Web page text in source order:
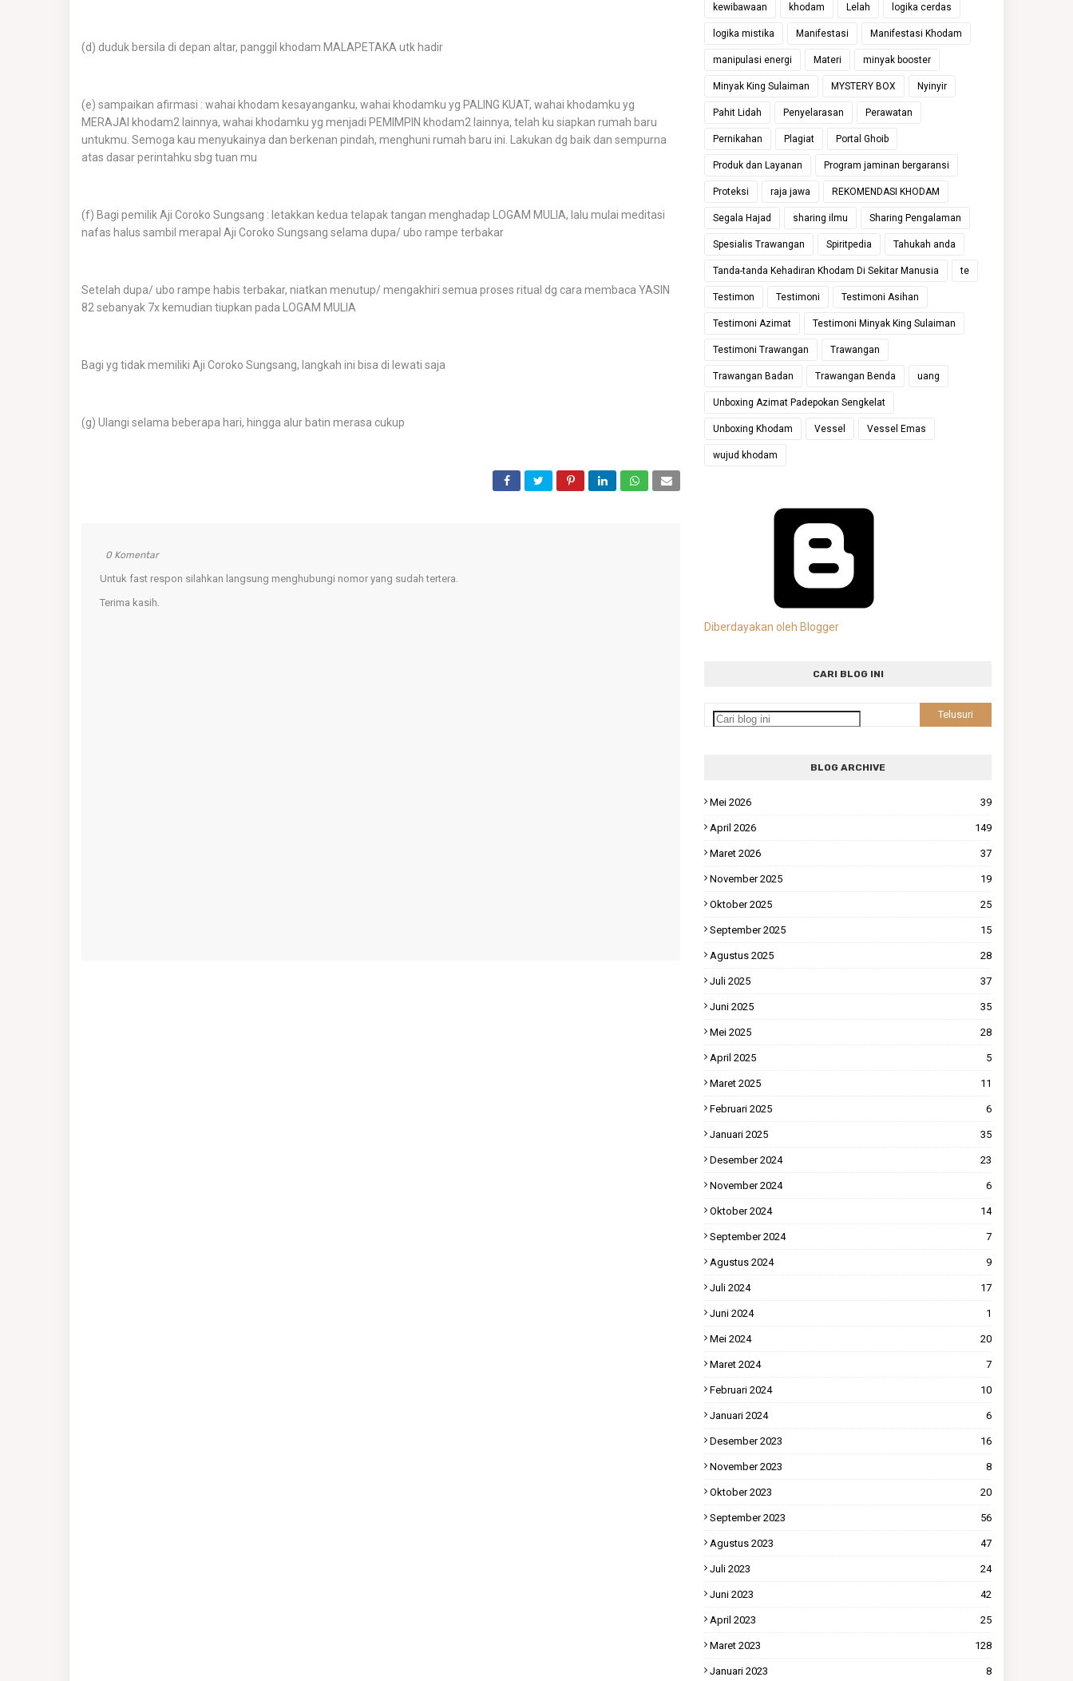
(d) duduk bersila di depan altar, panggil khodam MALAPETAKA utk hadir
(e) sampaikan afirmasi : wahai khodam kesayanganku, wahai khodamku yg PALING KUAT, wahai khodamku yg
MERAJAI khodam2 lainnya, wahai khodamku yg menjadi PEMIMPIN khodam2 lainnya, telah ku siapkan rumah baru
untukmu. Semoga kau menyukainya dan berkenan pindah, menghuni rumah baru ini. Lakukan dg baik dan sempurna
atas dasar perintahku sbg tuan mu
(f) Bagi pemilik Aji Coroko Sungsang : letakkan kedua telapak tangan menghadap LOGAM MULIA, lalu mulai meditasi
nafas halus sambil merapal Aji Coroko Sungsang selama dupa/ ubo rampe terbakar
Setelah dupa/ ubo rampe habis terbakar, niatkan menutup/ mengakhiri semua proses ritual dg cara membaca YASIN
82 sebanyak 7x kemudian tiupkan pada LOGAM MULIA
Bagi yg tidak memiliki Aji Coroko Sungsang, langkah ini bisa di lewati saja
(g) Ulangi selama beberapa hari, hingga alur batin merasa cukup
0 Komentar
Untuk fast respon silahkan langsung menghubungi nomor yang sudah tertera.
Terima kasih.
kewibawaan khodam Lelah logika cerdas
logika mistika Manifestasi Manifestasi Khodam
manipulasi energi Materi minyak booster
Minyak King Sulaiman MYSTERY BOX Nyinyir
Pahit Lidah Penyelarasan Perawatan
Pernikahan Plagiat Portal Ghoib
Produk dan Layanan Program jaminan bergaransi
Proteksi raja jawa REKOMENDASI KHODAM
Segala Hajad sharing ilmu Sharing Pengalaman
Spesialis Trawangan Spiritpedia Tahukah anda
Tanda-tanda Kehadiran Khodam Di Sekitar Manusia te
Testimon Testimoni Testimoni Asihan
Testimoni Azimat Testimoni Minyak King Sulaiman
Testimoni Trawangan Trawangan
Trawangan Badan Trawangan Benda uang
Unboxing Azimat Padepokan Sengkelat
Unboxing Khodam Vessel Vessel Emas
wujud khodam
Diberdayakan oleh Blogger
CARI BLOG INI
BLOG ARCHIVE
Mei 2026 39
April 2026 149
Maret 2026 37
November 2025 19
Oktober 2025 25
September 2025 15
Agustus 2025 28
Juli 2025 37
Juni 2025 35
Mei 2025 28
April 2025 5
Maret 2025 11
Februari 2025 6
Januari 2025 35
Desember 2024 23
November 2024 6
Oktober 2024 14
September 2024 7
Agustus 2024 9
Juli 2024 17
Juni 2024 1
Mei 2024 20
Maret 2024 7
Februari 2024 10
Januari 2024 6
Desember 2023 16
November 2023 8
Oktober 2023 20
September 2023 56
Agustus 2023 47
Juli 2023 24
Juni 2023 42
April 2023 25
Maret 2023 128
Januari 2023 8